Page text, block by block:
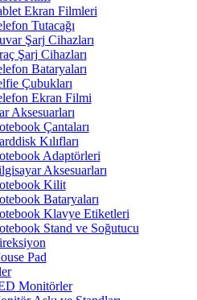
Ekran Filmleri
Tutacağı
Şarj Cihazları
Şarj Cihazları
Bataryaları
Çubukları
Ekran Filmi
Aksesuarları
Çantaları
Kılıfları
Adaptörleri
Aksesuarları
Kilit
Bataryaları
Klavye Etiketleri
Stand ve Soğutucu
Pad
Monitörler